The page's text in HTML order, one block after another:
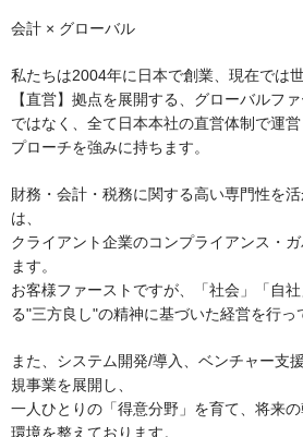
会計 × グローバル
私たちは2004年に日本で創業、現在では
【直営】拠点を展開する、グローバルフ
ではなく、全て日本本社の直営体制で運
プローチを強みに持ちます。
財務・会計・税務に関する高い専門性を
は、
クライアント企業のコンプライアンス・
ます。
お客様ファーストですが、「社会」「自
る"三方良し"の精神に基づいた経営を行っ
また、システム開発/導入、ベンチャー支
規事業を展開し、
一人ひとりの「得意分野」を育て、将来
環境を整えております。